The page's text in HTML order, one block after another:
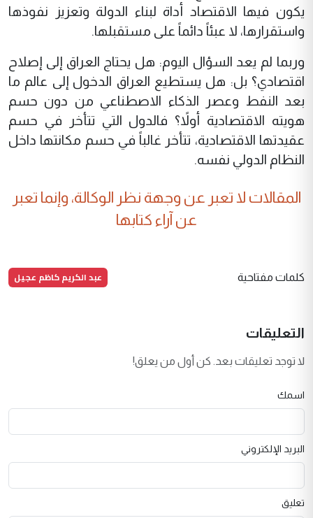
يكون فيها الاقتصاد أداة لبناء الدولة وتعزيز نفوذها
واستقرارها، لا عبئاً دائماً على مستقبلها.
وربما لم يعد السؤال اليوم: هل يحتاج العراق إلى إصلاح
اقتصادي؟ بل: هل يستطيع العراق الدخول إلى عالم ما
بعد النفط وعصر الذكاء الاصطناعي من دون حسم
هويته الاقتصادية أولاً؟ فالدول التي تتأخر في حسم
عقيدتها الاقتصادية، تتأخر غالباً في حسم مكانتها داخل
النظام الدولي نفسه.
المقالات لا تعبر عن وجهة نظر الوكالة، وإنما تعبر
عن آراء كتابها
كلمات مفتاحية عبد الكريم كاظم عجيل
التعليقات
لا توجد تعليقات بعد. كن أول من يعلق!
اسمك
البريد الإلكتروني
تعليق